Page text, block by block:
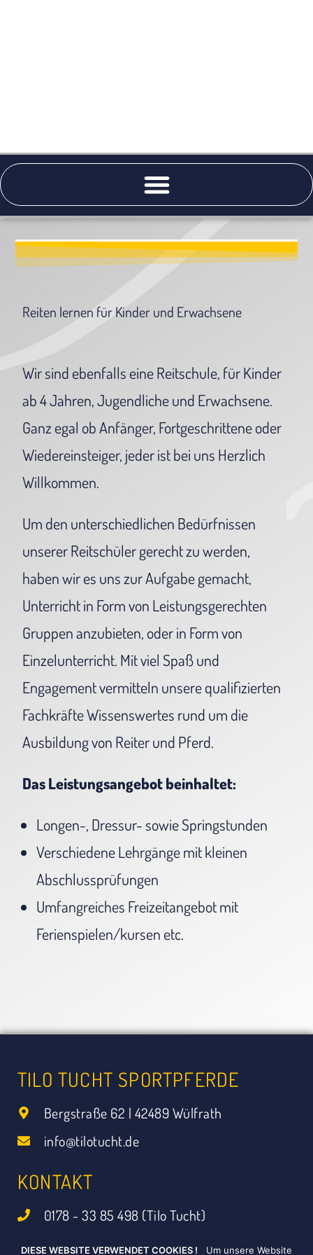
Reiten lernen für Kinder und Erwachsene
Wir sind ebenfalls eine Reitschule, für Kinder
ab 4 Jahren, Jugendliche und Erwachsene.
Ganz egal ob Anfänger, Fortgeschrittene oder
Wiedereinsteiger, jeder ist bei uns Herzlich
Willkommen.
Um den unterschiedlichen Bedürfnissen
unserer Reitschüler gerecht zu werden,
haben wir es uns zur Aufgabe gemacht,
Unterricht in Form von Leistungsgerechten
Gruppen anzubieten, oder in Form von
Einzelunterricht. Mit viel Spaß und
Engagement vermitteln unsere qualifizierten
Fachkräfte Wissenswertes rund um die
Ausbildung von Reiter und Pferd.
Das Leistungsangebot beinhaltet:
Longen-, Dressur- sowie Springstunden
Verschiedene Lehrgänge mit kleinen
Abschlussprüfungen
Umfangreiches Freizeitangebot mit
Ferienspielen/kursen etc.
TILO TUCHT SPORTPFERDE
Bergstraße 62 | 42489 Wülfrath
info@tilotucht.de
KONTAKT
0178 - 33 85 498 (Tilo Tucht)
0173 - 98 08 584 (Luisa Bücken)
DIESE WEBSITE VERWENDET COOKIES ! Um unsere Website